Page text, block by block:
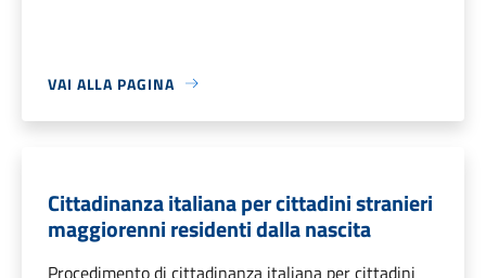
VAI ALLA PAGINA
Cittadinanza italiana per cittadini stranieri
maggiorenni residenti dalla nascita
Procedimento di cittadinanza italiana per cittadini